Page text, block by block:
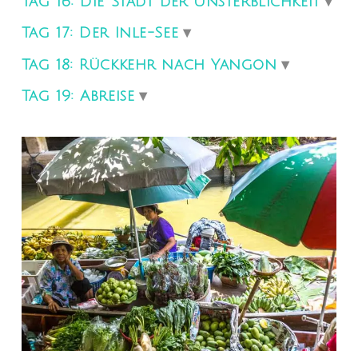
Tag 17: Der Inle-See
Tag 18: Rückkehr nach Yangon
Tag 19: Abreise